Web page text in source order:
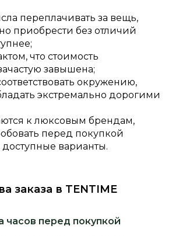
переплачивать за вещь,
приобрести без отличий
что стоимость
завышена;
окружению,
экстремально дорогими
к люксовым брендам,
перед покупкой
варианты.
заказа в TENTIME
часов перед покупкой